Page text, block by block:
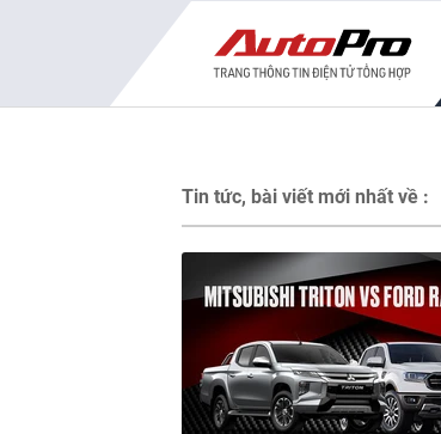
Tin tức, bài viết mới nhất về :